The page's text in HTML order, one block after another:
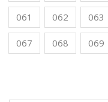
061 062 063
067 068 069